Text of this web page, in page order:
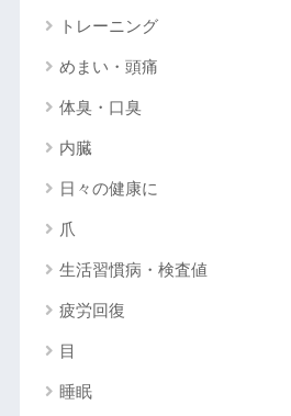
トレーニング
めまい・頭痛
体臭・口臭
内臓
日々の健康に
爪
生活習慣病・検査値
疲労回復
目
睡眠